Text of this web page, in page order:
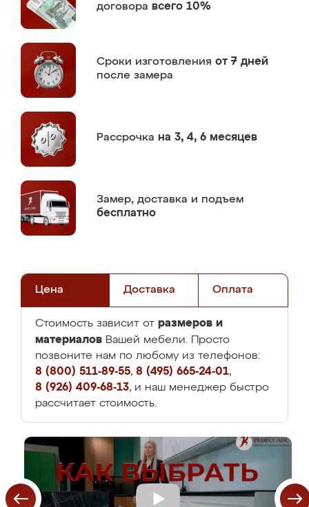
договора всего 10%
Сроки изготовления от 7 дней
после замера
Рассрочка на 3, 4, 6 месяцев
Замер, доставка и подъем
бесплатно
Цена Доставка Оплата
Стоимость зависит от размеров и
материалов Вашей мебели. Просто
позвоните нам по любому из телефонов:
8 (800) 511-89-55, 8 (495) 665-24-01,
8 (926) 409-68-13, и наш менеджер быстро
рассчитает стоимость.